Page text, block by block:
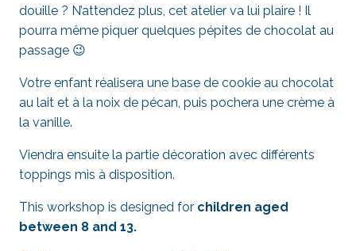
douille ? N’attendez plus, cet atelier va lui plaire ! Il
pourra même piquer quelques pépites de chocolat au
passage 😉
Votre enfant réalisera une base de cookie au chocolat
au lait et à la noix de pécan, puis pochera une crème à
la vanille.
Viendra ensuite la partie décoration avec différents
toppings mis à disposition.
This workshop is designed for children aged
between 8 and 13.